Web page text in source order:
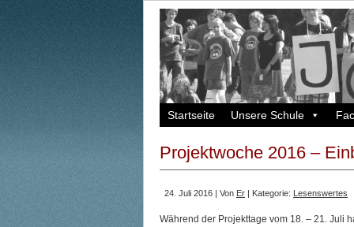
Startseite Unsere Schule
Projektwoche 2016 –
24. Juli 2016 | Von Er | Kategorie: Lesenswertes
Während der Projekttage vom 18. – 21. Juli